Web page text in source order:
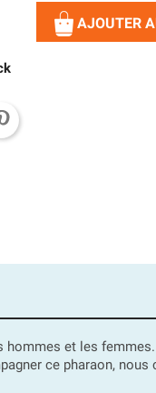
AJOUTER
et les
ce pharaon,